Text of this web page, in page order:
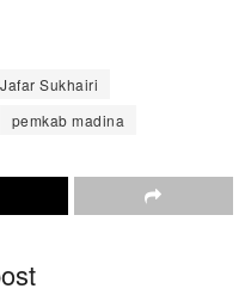
Sukhairi
pemkab madina